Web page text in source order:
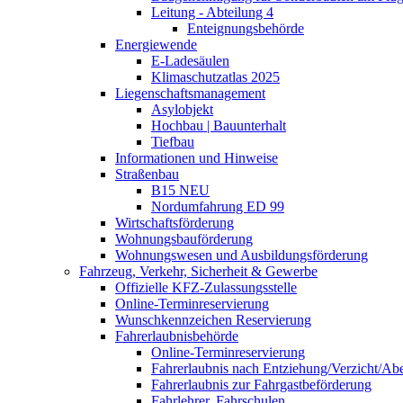
Leitung - Abteilung 4
Enteignungsbehörde
Energiewende
E-Ladesäulen
Klimaschutzatlas 2025
Liegenschaftsmanagement
Asylobjekt
Hochbau | Bauunterhalt
Tiefbau
Informationen und Hinweise
Straßenbau
B15 NEU
Nordumfahrung ED 99
Wirtschaftsförderung
Wohnungsbauförderung
Wohnungswesen und Ausbildungsförderung
Fahrzeug, Verkehr, Sicherheit & Gewerbe
Offizielle KFZ-Zulassungsstelle
Online-Terminreservierung
Wunschkennzeichen Reservierung
Fahrerlaubnisbehörde
Online-Terminreservierung
Fahrerlaubnis nach Entziehung/Verzicht/
Fahrerlaubnis zur Fahrgastbeförderung